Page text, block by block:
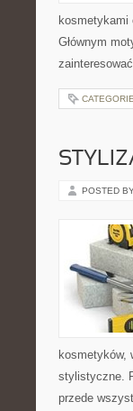
kosmetykami
Głównym
POSTED
kosmetyków,
stylistyczne.
przede